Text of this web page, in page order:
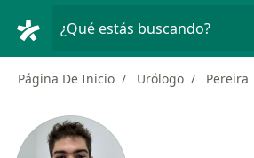
¿Qué estás buscando?
Página De Inicio Urólogo Pereira